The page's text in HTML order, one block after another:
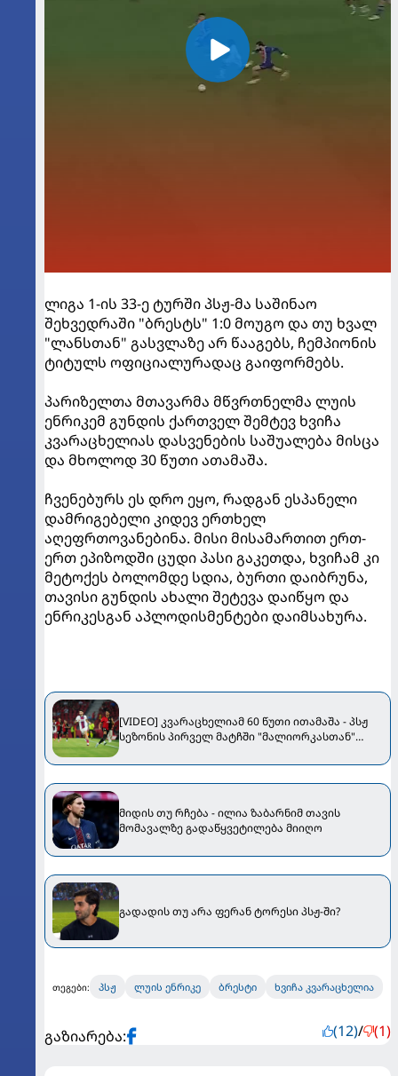
ლიგა 1-ის 33-ე ტურში პსჟ-მა საშინაო
შეხვედრაში "ბრესტს" 1:0 მოუგო და თუ ხვალ
"ლანსთან" გასვლაზე არ წააგებს, ჩემპიონის
ტიტულს ოფიციალურადაც გაიფორმებს.
პარიზელთა მთავარმა მწვრთნელმა ლუის
ენრიკემ გუნდის ქართველ შემტევ ხვიჩა
კვარაცხელიას დასვენების საშუალება მისცა
და მხოლოდ 30 წუთი ათამაშა.
ჩვენებურს ეს დრო ეყო, რადგან ესპანელი
დამრიგებელი კიდევ ერთხელ
აღეფრთოვანებინა. მისი მისამართით ერთ-
ერთ ეპიზოდში ცუდი პასი გაკეთდა, ხვიჩამ კი
მეტოქეს ბოლომდე სდია, ბურთი დაიბრუნა,
თავისი გუნდის ახალი შეტევა დაიწყო და
ენრიკესგან აპლოდისმენტები დაიმსახურა.
[VIDEO] კვარაცხელიამ 60 წუთი ითამაშა - პსჟ
სეზონის პირველ მატჩში "მალიორკასთან"
მიდის თუ რჩება - ილია ზაბარნიმ თავის
მომავალზე გადაწყვეტილება მიიღო
გადადის თუ არა ფერან ტორესი პსჟ-ში?
თეგები: პსჟ ლუის ენრიკე ბრესტი ხვიჩა კვარაცხელია
გაზიარება: (12)/ (1)